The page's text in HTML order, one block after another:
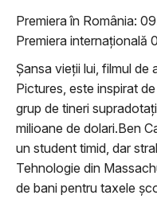
Premiera în România:
Premiera internațională
Șansa vieții lui, filmul de
Pictures, este inspirat
grup de tineri
milioane de dolari.Ben
un student timid, dar
Tehnologie din
de bani pentru taxele